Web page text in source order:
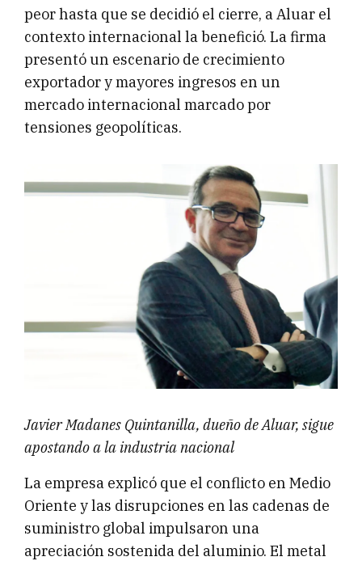
peor hasta que se decidió el cierre, a Aluar el
contexto internacional la benefició. La firma
presentó un escenario de crecimiento
exportador y mayores ingresos en un
mercado internacional marcado por
tensiones geopolíticas.
Javier Madanes Quintanilla, dueño de Aluar, sigue
apostando a la industria nacional
La empresa explicó que el conflicto en Medio
Oriente y las disrupciones en las cadenas de
suministro global impulsaron una
apreciación sostenida del aluminio. El metal